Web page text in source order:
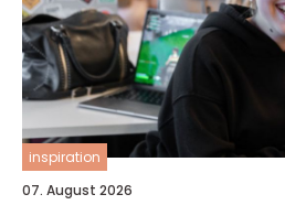
inspiration
07. August 2026